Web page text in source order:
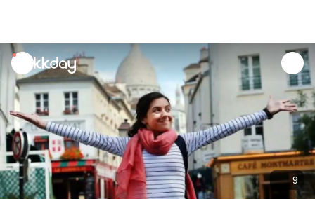
unread
notifications
9